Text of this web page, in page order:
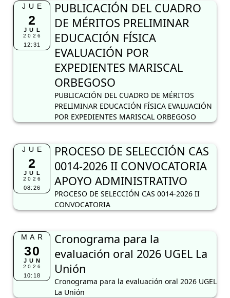
JUE
2
JUL
2026
12:31
PUBLICACIÓN DEL CUADRO
DE MÉRITOS PRELIMINAR
EDUCACIÓN FÍSICA
EVALUACIÓN POR
EXPEDIENTES MARISCAL
ORBEGOSO
PUBLICACIÓN DEL CUADRO DE MÉRITOS
PRELIMINAR EDUCACIÓN FÍSICA EVALUACIÓN
POR EXPEDIENTES MARISCAL ORBEGOSO
JUE
2
JUL
2026
08:26
PROCESO DE SELECCIÓN CAS
0014-2026 II CONVOCATORIA
APOYO ADMINISTRATIVO
PROCESO DE SELECCIÓN CAS 0014-2026 II
CONVOCATORIA
MAR
30
JUN
2026
10:18
Cronograma para la
evaluación oral 2026 UGEL La
Unión
Cronograma para la evaluación oral 2026 UGEL
La Unión